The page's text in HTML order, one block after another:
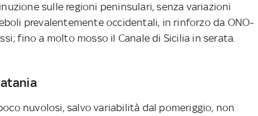
sulle regioni peninsulari, senza variazioni
prevalentemente occidentali, in rinforzo da ONO-
fino a molto mosso il Canale di Sicilia in serata.
nuvolosi, salvo variabilità dal pomeriggio, non